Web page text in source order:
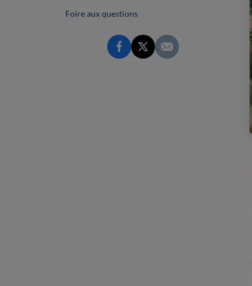
Foire aux questions